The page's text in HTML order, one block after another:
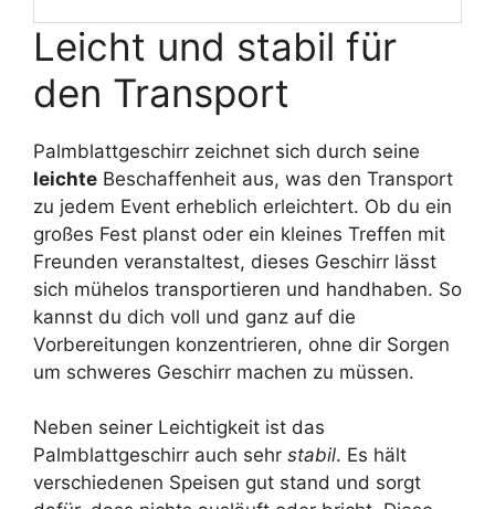
Leicht und stabil für
den Transport
Palmblattgeschirr zeichnet sich durch seine
leichte Beschaffenheit aus, was den Transport
zu jedem Event erheblich erleichtert. Ob du ein
großes Fest planst oder ein kleines Treffen mit
Freunden veranstaltest, dieses Geschirr lässt
sich mühelos transportieren und handhaben. So
kannst du dich voll und ganz auf die
Vorbereitungen konzentrieren, ohne dir Sorgen
um schweres Geschirr machen zu müssen.
Neben seiner Leichtigkeit ist das
Palmblattgeschirr auch sehr stabil. Es hält
verschiedenen Speisen gut stand und sorgt